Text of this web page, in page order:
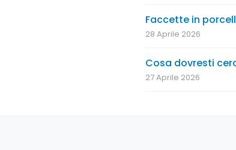
Faccette in
28 Aprile 2026
Cosa dovresti
27 Aprile 2026